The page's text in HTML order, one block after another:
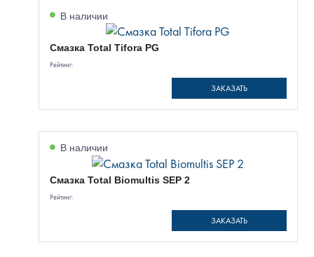
В наличии
Смазка Total Tifora PG
Рейтинг:
ЗАКАЗАТЬ
В наличии
Смазка Total Biomultis SEP 2
Рейтинг:
ЗАКАЗАТЬ